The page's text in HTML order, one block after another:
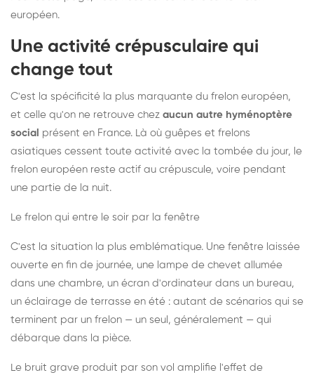
européen.
Une activité crépusculaire qui
change tout
C'est la spécificité la plus marquante du frelon européen,
et celle qu'on ne retrouve chez aucun autre hyménoptère
social présent en France. Là où guêpes et frelons
asiatiques cessent toute activité avec la tombée du jour, le
frelon européen reste actif au crépuscule, voire pendant
une partie de la nuit.
Le frelon qui entre le soir par la fenêtre
C'est la situation la plus emblématique. Une fenêtre laissée
ouverte en fin de journée, une lampe de chevet allumée
dans une chambre, un écran d'ordinateur dans un bureau,
un éclairage de terrasse en été : autant de scénarios qui se
terminent par un frelon — un seul, généralement — qui
débarque dans la pièce.
Le bruit grave produit par son vol amplifie l'effet de